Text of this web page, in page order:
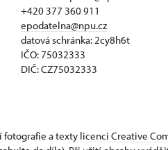
+420 377 360 911
epodatelna@npu.cz
datová schránka: 2cy8h6t​
IČO: 75032333
DIČ: CZ75032333
fotografie a texty licenci Creative